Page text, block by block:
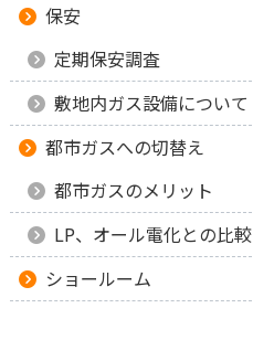
保安
定期保安調査
敷地内ガス設備について
都市ガスへの切替え
都市ガスのメリット
LP、オール電化との比較
ショールーム